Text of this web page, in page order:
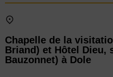
Chapelle de la
Briand) et Hôtel Dieu,
Bauzonnet) à Dole